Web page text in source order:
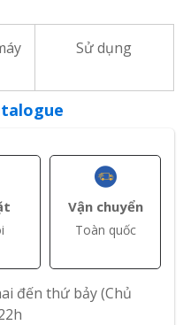
Sử dụng
Vận chuyển
Toàn quốc
đến thứ bảy (Chủ